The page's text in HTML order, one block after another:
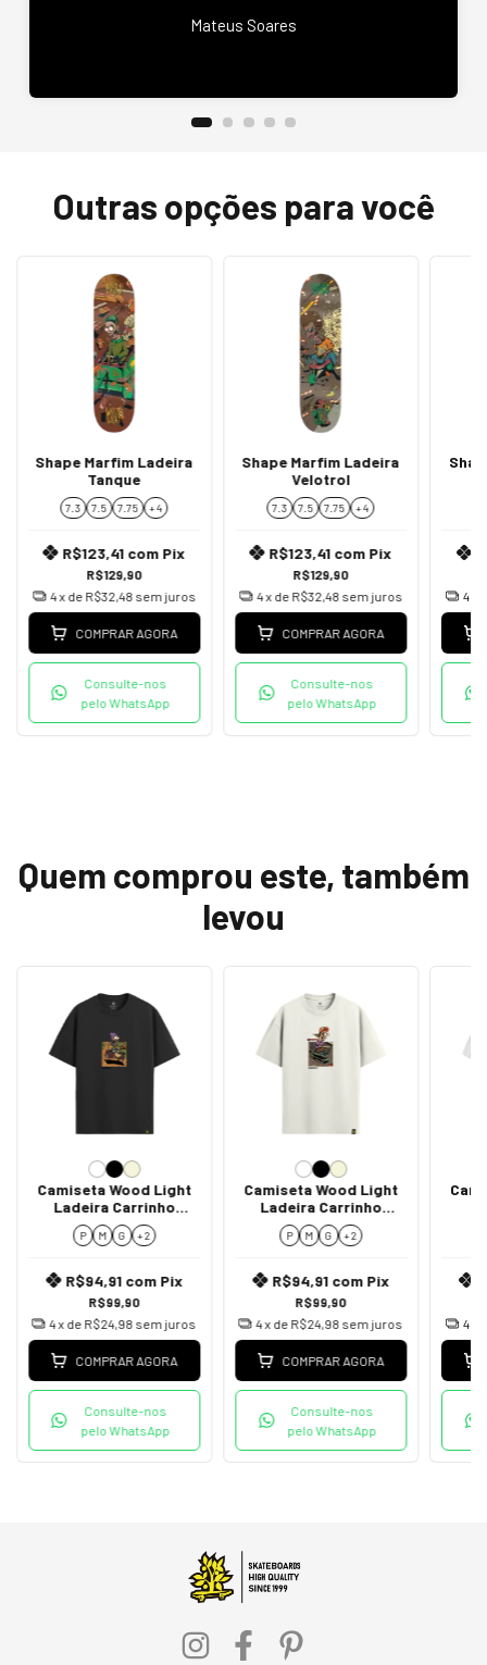
Mateus Soares
Outras opções para você
Shape Marfim Ladeira
Tanque
7.3 7.5 7.75 + 4
R$129,90
R$123,41 com Pix
4x de R$32,48 sem juros
COMPRAR AGORA
Consulte-nos
pelo WhatsApp
Shape Marfim Ladeira
Velotrol
7.3 7.5 7.75 + 4
R$129,90
R$123,41 com Pix
4x de R$32,48 sem juros
COMPRAR AGORA
Consulte-nos
pelo WhatsApp
4
Quem comprou este, também
levou
Camiseta Wood Light
Ladeira Carrinho
Madeira
P M G + 2
R$99,90
R$94,91 com Pix
4x de R$24,98 sem juros
COMPRAR AGORA
Consulte-nos
pelo WhatsApp
Camiseta Wood Light
Ladeira Carrinho
Mercado
P M G + 2
R$99,90
R$94,91 com Pix
4x de R$24,98 sem juros
COMPRAR AGORA
Consulte-nos
pelo WhatsApp
4